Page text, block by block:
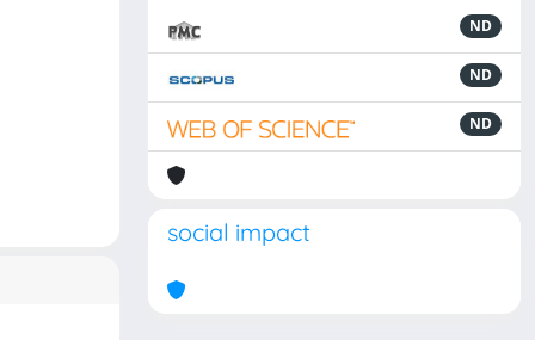
ND
ND
ND
social impact